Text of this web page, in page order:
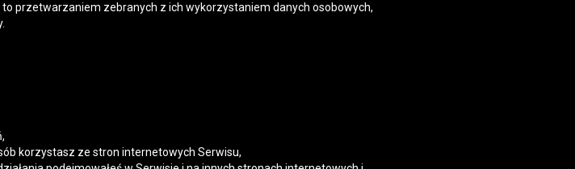
przetwarzaniem zebranych z ich wykorzystaniem danych osobowych,
korzystasz ze stron internetowych Serwisu,